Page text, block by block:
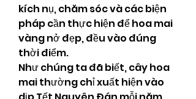
kích nụ, chăm sóc và các biện
pháp cần thực hiện để hoa mai
vàng nở đẹp, đều vào đúng
thời điểm.
Như chúng ta đã biết, cây hoa
mai thường chỉ xuất hiện vào